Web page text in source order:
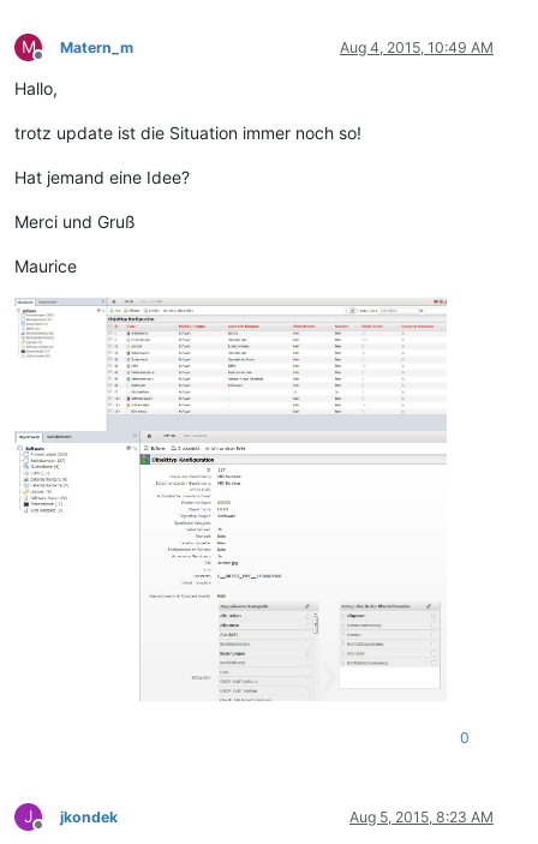
M
Offline
Matern_m Aug 4, 2015, 10:49 AM
Hallo,
trotz update ist die Situation immer noch so!
Hat jemand eine Idee?
Merci und Gruß
Maurice
0
J
Offline
jkondek Aug 5, 2015, 8:23 AM